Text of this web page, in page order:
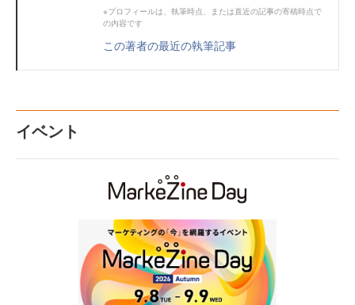
※プロフィールは、執筆時点、または直近の記事の寄稿時点で
の内容です
この著者の最近の執筆記事
イベント